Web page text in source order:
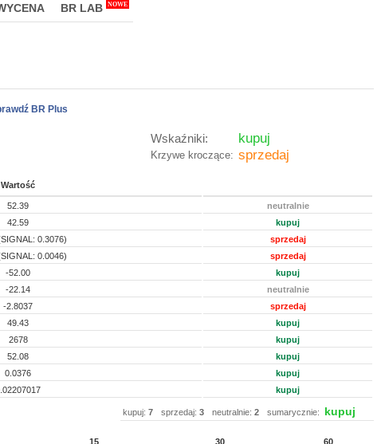
BR LAB NOWE
BR Plus
kupuj
Wskaźniki:
sprzedaj
Krzywe kroczące:
Wartość
52.39
neutralnie
42.59
kupuj
0.3076)
sprzedaj
0.0046)
sprzedaj
-52.00
kupuj
-22.14
neutralnie
-2.8037
sprzedaj
49.43
kupuj
2678
kupuj
52.08
kupuj
0.0376
kupuj
kupuj
kupuj: 7 sprzedaj: 3 neutralnie: 2 sumarycznie: kupuj
15 30 60